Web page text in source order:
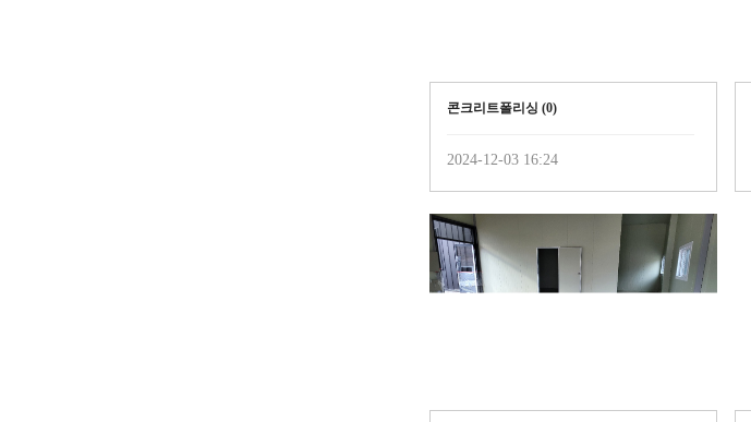
콘크리트폴리싱 (0)
2024-12-03 16:24